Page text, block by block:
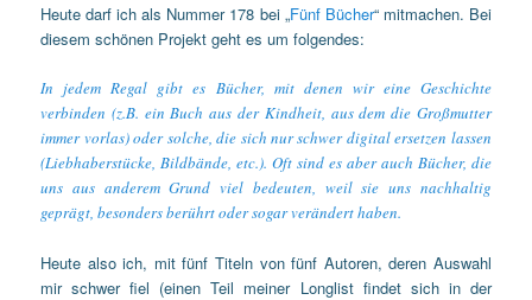
Heute darf ich als Nummer 178 bei „Fünf Bücher“ mitmachen. Bei
diesem schönen Projekt geht es um folgendes:
In jedem Regal gibt es Bücher, mit denen wir eine Geschichte
verbinden (z.B. ein Buch aus der Kindheit, aus dem die Großmutter
immer vorlas) oder solche, die sich nur schwer digital ersetzen lassen
(Liebhaberstücke, Bildbände, etc.). Oft sind es aber auch Bücher, die
uns aus anderem Grund viel bedeuten, weil sie uns nachhaltig
geprägt, besonders berührt oder sogar verändert haben.
Heute also ich, mit fünf Titeln von fünf Autoren, deren Auswahl
mir schwer fiel (einen Teil meiner Longlist findet sich in der